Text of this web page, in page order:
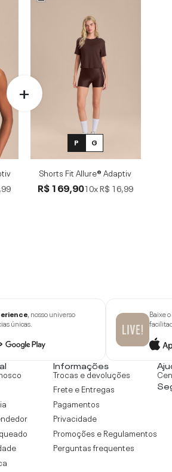
P G
Shorts Fit Allure® Adaptiv
R$ 169,9010xR$ 16,99
, nosso universo
únicas.
Baixe
Informações
Trocas e devoluções
Frete e Entregas
Pagamentos
Privacidade
Promoções e Regulamentos
Perguntas frequentes